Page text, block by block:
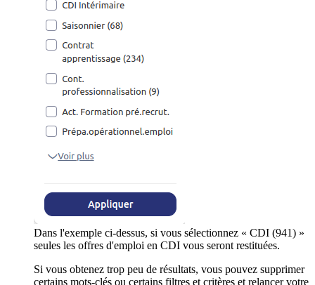
Dans l'exemple ci-dessus, si vous sélectionnez « CDI (941) »
seules les offres d'emploi en CDI vous seront restituées.
Si vous obtenez trop peu de résultats, vous pouvez supprimer
certains mots-clés ou certains filtres et critères et relancer votre